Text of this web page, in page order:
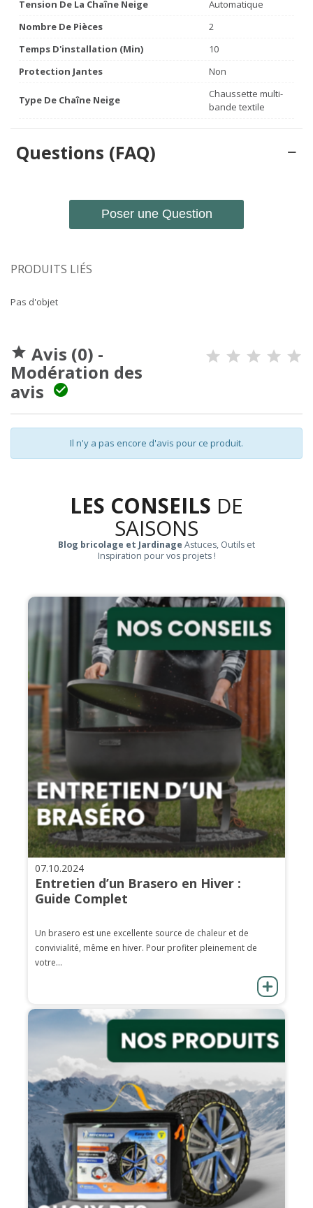
Tension De La Chaîne Neige
Automatique
Nombre De Pièces
2
Temps D'installation (min)
10
Protection Jantes
Non
Type De Chaîne Neige
Chaussette multi-
bande textile
Questions (FAQ)
Poser une Question
PRODUITS LIÉS
Pas d'objet
 Avis (0) -
Modération des
avis

Il n'y a pas encore d'avis pour ce produit.
LES CONSEILS DE
SAISONS
Blog bricolage et Jardinage Astuces, Outils et
Inspiration pour vos projets !
07.10.2024
Entretien d’un Brasero en Hiver :
Guide Complet
Un brasero est une excellente source de chaleur et de
convivialité, même en hiver. Pour profiter pleinement de
votre...